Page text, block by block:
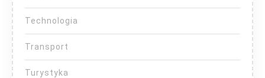
Technologia
Transport
Turystyka